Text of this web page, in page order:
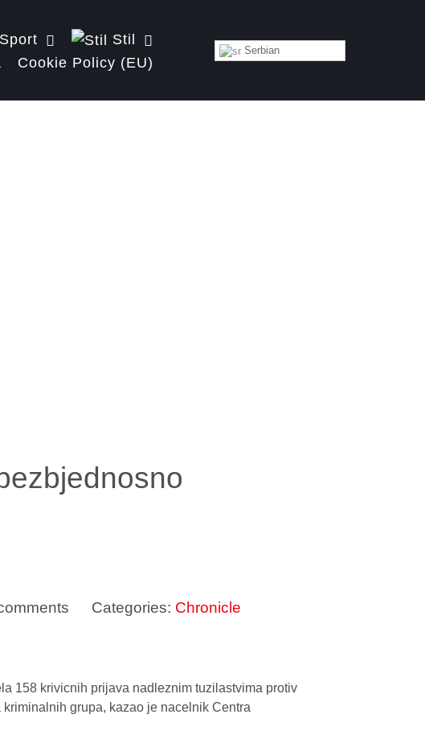
Sport
Stil
Cookie Policy (EU)
Serbian
Categories: Chronicle
158 krivicnih prijava nadleznim tuzilastvima protiv
grupa, kazao je nacelnik Centra